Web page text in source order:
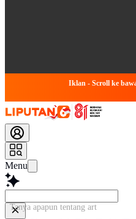
Iklan - Scroll ke
Menu
Tanya apapun tentang artikel i